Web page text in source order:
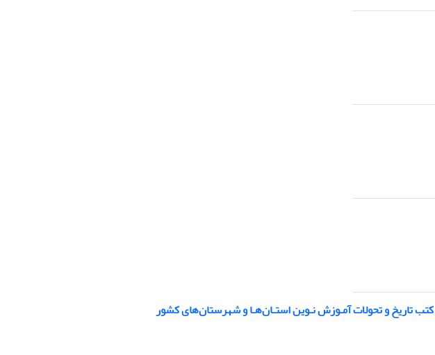
تاریخ و تحولات آمـوزش نـوین استـان‌هـا و شهرستان‌های کشور